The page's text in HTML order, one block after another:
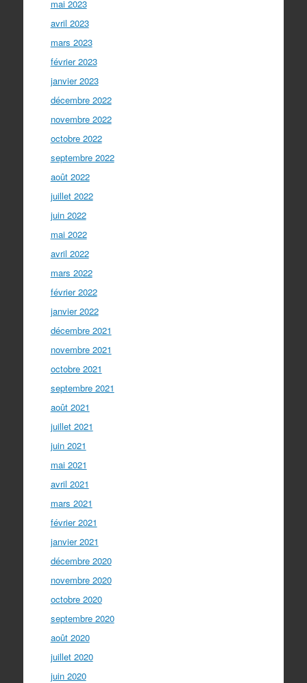
mai 2023
avril 2023
mars 2023
février 2023
janvier 2023
décembre 2022
novembre 2022
octobre 2022
septembre 2022
août 2022
juillet 2022
juin 2022
mai 2022
avril 2022
mars 2022
février 2022
janvier 2022
décembre 2021
novembre 2021
octobre 2021
septembre 2021
août 2021
juillet 2021
juin 2021
mai 2021
avril 2021
mars 2021
février 2021
janvier 2021
décembre 2020
novembre 2020
octobre 2020
septembre 2020
août 2020
juillet 2020
juin 2020